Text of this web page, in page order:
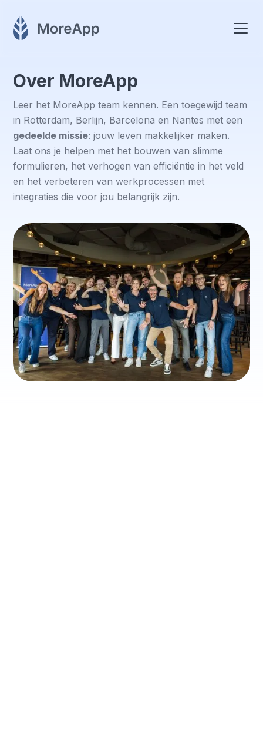
Over MoreApp
Leer het MoreApp team kennen. Een toegewijd team
in Rotterdam, Berlijn, Barcelona en Nantes met een
gedeelde missie: jouw leven makkelijker maken.
Laat ons je helpen met het bouwen van slimme
formulieren, het verhogen van efficiëntie in het veld
en het verbeteren van werkprocessen met
integraties die voor jou belangrijk zijn.